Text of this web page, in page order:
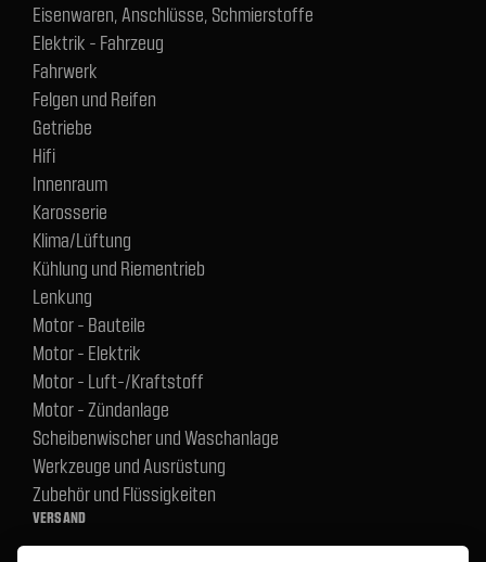
Eisenwaren, Anschlüsse, Schmierstoffe
Elektrik - Fahrzeug
Fahrwerk
Felgen und Reifen
Getriebe
Hifi
Innenraum
Karosserie
Klima/Lüftung
Kühlung und Riementrieb
Lenkung
Motor - Bauteile
Motor - Elektrik
Motor - Luft-/Kraftstoff
Motor - Zündanlage
Scheibenwischer und Waschanlage
Werkzeuge und Ausrüstung
Zubehör und Flüssigkeiten
VERSAND